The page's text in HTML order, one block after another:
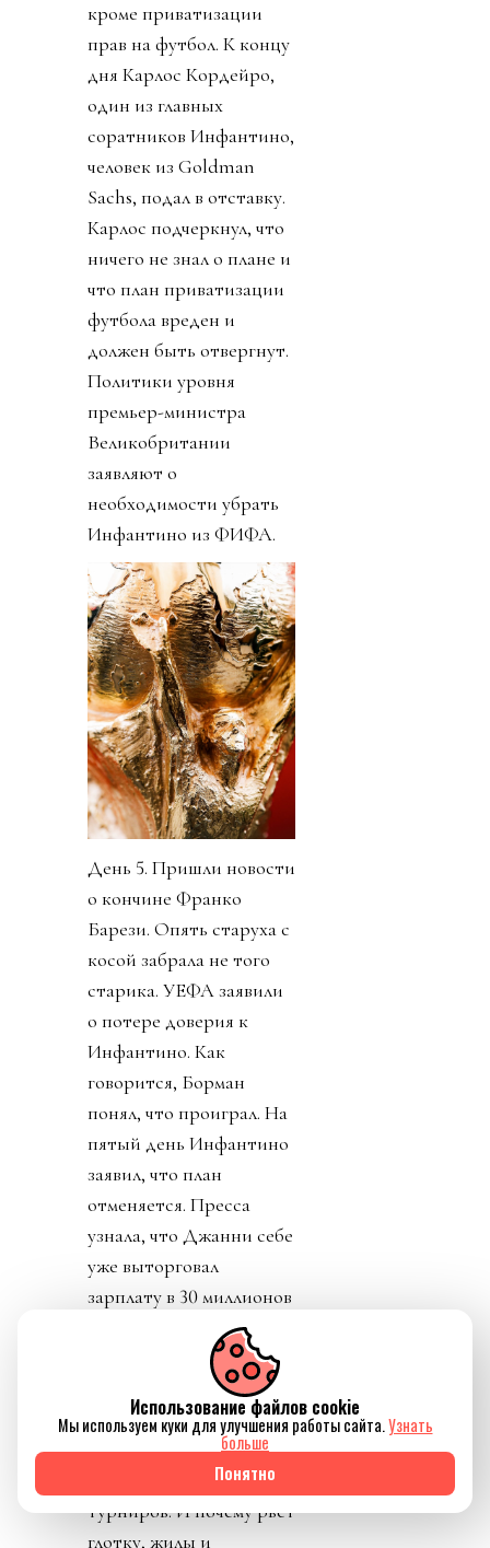
кроме приватизации
прав на футбол. К концу
дня Карлос Кордейро,
один из главных
соратников Инфантино,
человек из Goldman
Sachs, подал в отставку.
Карлос подчеркнул, что
ничего не знал о плане и
что план приватизации
футбола вреден и
должен быть отвергнут.
Политики уровня
премьер-министра
Великобритании
заявляют о
необходимости убрать
Инфантино из ФИФА.
День 5. Пришли новости
о кончине Франко
Барези. Опять старуха с
косой забрала не того
старика. УЕФА заявили
о потере доверия к
Инфантино. Как
говорится, Борман
понял, что проиграл. На
пятый день Инфантино
заявил, что план
отменяется. Пресса
узнала, что Джанни себе
уже выторговал
зарплату в 30 миллионов
долларов в год, и
дивиденды от нового
юр лица. Стало понятно
почему нужно
увеличивать количество
матчей, команд,
турниров. И почему рвет
глотку, жилы и
Использование файлов cookie
Мы используем куки для улучшения работы сайта.Узнать
больше
Понятно